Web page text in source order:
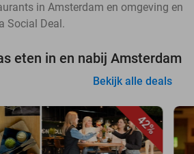
in Amsterdam en omgeving en
Social Deal.
eten in en nabij Amsterdam
Bekijk alle deals
42%